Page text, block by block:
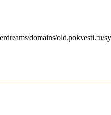
domains/old.pokvesti.ru/